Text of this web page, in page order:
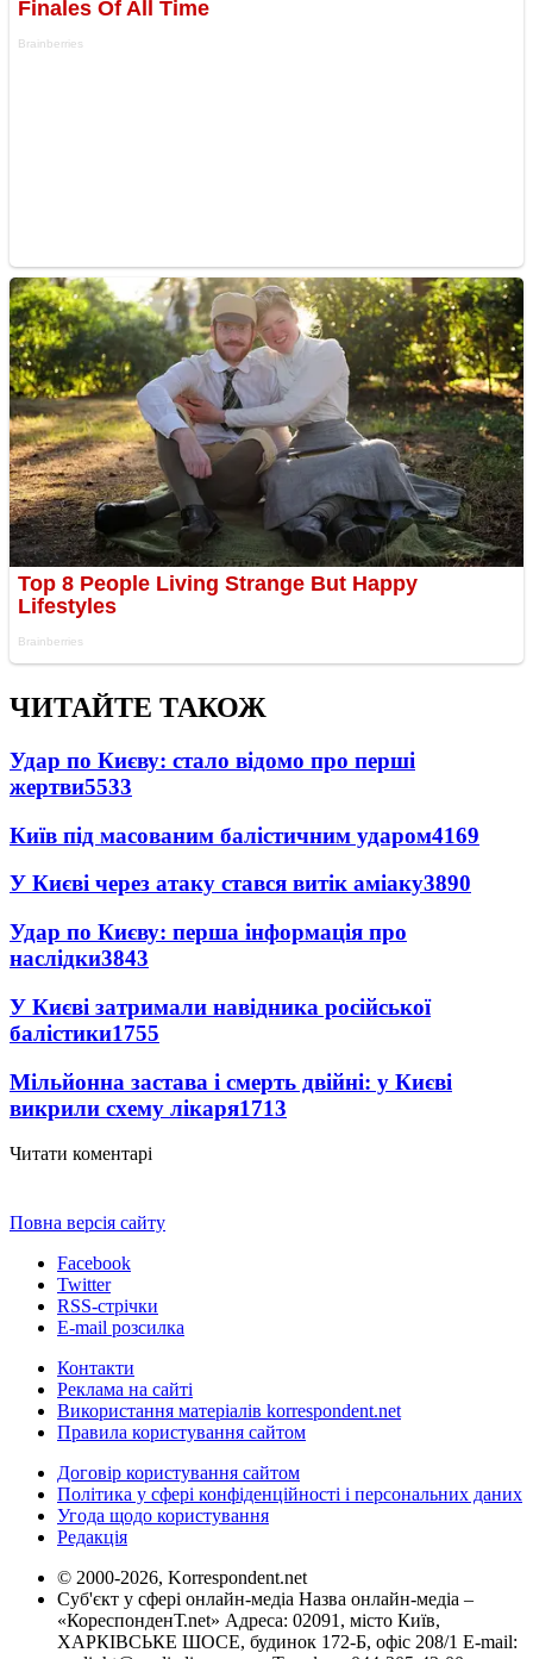
ЧИТАЙТЕ ТАКОЖ
Удар по Києву: стало відомо про перші
жертви5533
Київ під масованим балістичним ударом4169
У Києві через атаку стався витік аміаку3890
Удар по Києву: перша інформація про
наслідки3843
У Києві затримали навідника російської
балістики1755
Мільйонна застава і смерть двійні: у Києві
викрили схему лікаря1713
Читати коментарі
Повна версія сайту
Facebook
Twitter
RSS-стрічки
E-mail розсилка
Контакти
Реклама на сайті
Використання матеріалів korrespondent.net
Правила користування сайтом
Договір користування сайтом
Політика у сфері конфіденційності і персональних даних
Угода щодо користування
Редакція
© 2000-2026, Korrespondent.net
Суб'єкт у сфері онлайн-медіа Назва онлайн-медіа –
«КореспонденТ.net» Адреса: 02091, місто Київ,
ХАРКІВСЬКЕ ШОСЕ, будинок 172-Б, офіс 208/1 E-mail: